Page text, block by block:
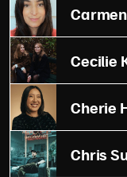
Cherie
Chris